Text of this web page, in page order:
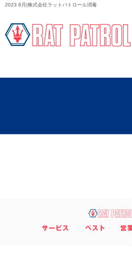
2023 8月|株式会社ラットパトロール消毒